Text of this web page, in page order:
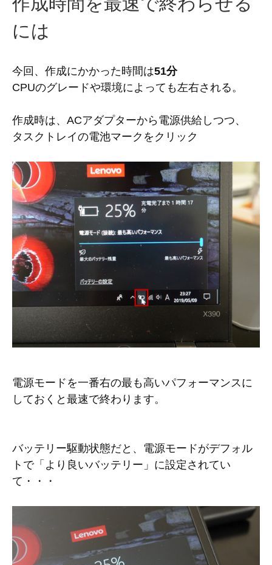
には
今回、作成にかかった時間は51分
CPUのグレードや環境によっても左右される。
作成時は、ACアダプターから電源供給しつつ、
タスクトレイの電池マークをクリック
電源モードを一番右の最も高いパフォーマンスに
しておくと最速で終わります。
バッテリー駆動状態だと、電源モードがデフォル
トで「より良いバッテリー」に設定されてい
て・・・